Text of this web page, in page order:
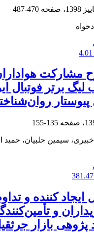
470-487
برتر فوتبال
135-155
سیمین حلبیان،
کننده و
و
پژوهی بازار